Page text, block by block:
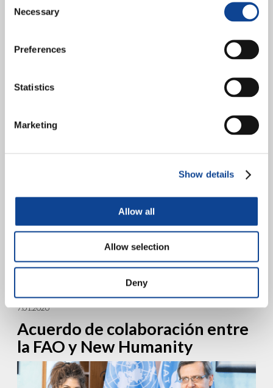
Selection
Necessary
Preferences
Statistics
Marketing
Show details
Allow all
Allow selection
Deny
sigue leyendo
10 años por la Paz. Décimo
“Living Peace International”
International” El próximo 5 de febrero de 2022 tendrá lugar el
evento de aniversario de...
7.01.2020
Acuerdo de colaboración entre
la FAO y New Humanity